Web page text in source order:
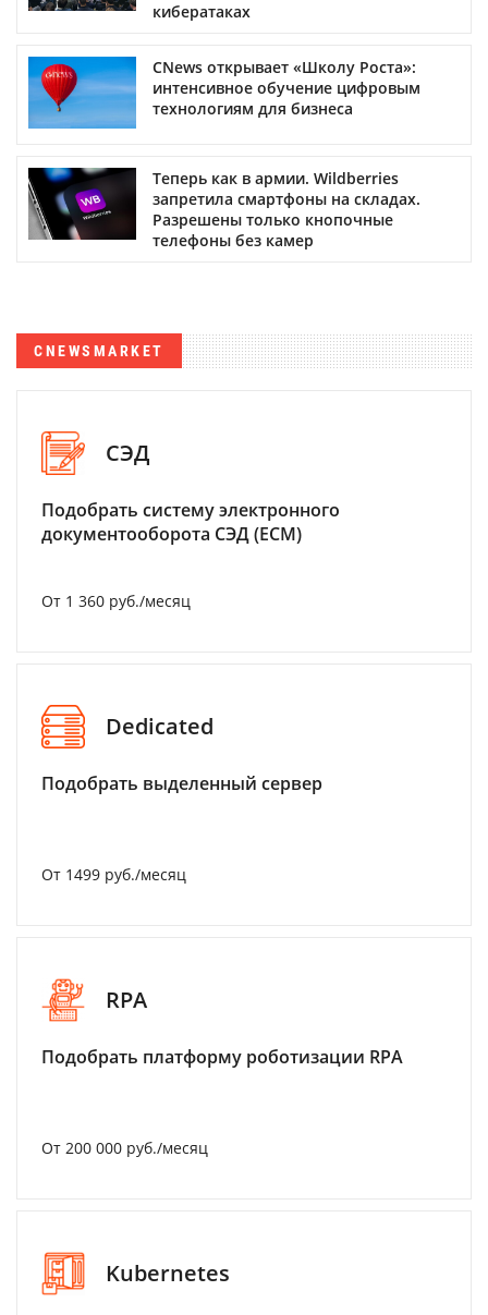
кибератаках
CNews открывает «Школу Роста»:
интенсивное обучение цифровым
технологиям для бизнеса
Теперь как в армии. Wildberries
запретила смартфоны на складах.
Разрешены только кнопочные
телефоны без камер
CNEWSMARKET
СЭД
Подобрать систему электронного
документооборота СЭД (ECM)
От 1 360 руб./месяц
Dedicated
Подобрать выделенный сервер
От 1499 руб./месяц
RPA
Подобрать платформу роботизации RPA
От 200 000 руб./месяц
Kubernetes